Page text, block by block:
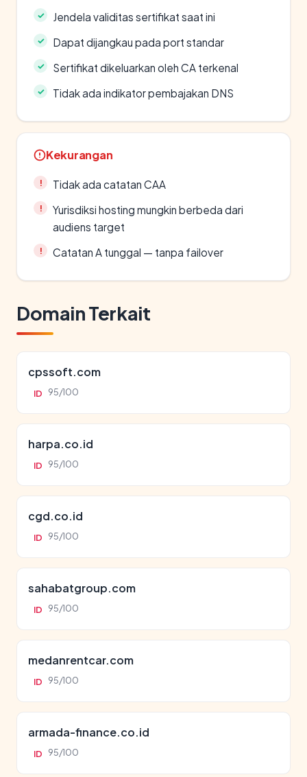
Jendela validitas sertifikat saat ini
Dapat dijangkau pada port standar
Sertifikat dikeluarkan oleh CA terkenal
Tidak ada indikator pembajakan DNS
Kekurangan
Tidak ada catatan CAA
Yurisdiksi hosting mungkin berbeda dari
audiens target
Catatan A tunggal — tanpa failover
Domain Terkait
cpssoft.com
ID 95/100
harpa.co.id
ID 95/100
cgd.co.id
ID 95/100
sahabatgroup.com
ID 95/100
medanrentcar.com
ID 95/100
armada-finance.co.id
ID 95/100